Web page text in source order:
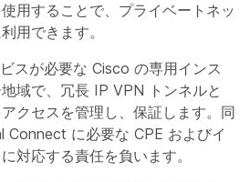
用することで、プライベートネッ
用できます。
スが必要な Cisco の専用インス
域で、冗長 IP VPN トンネルと
クセスを管理し、保証します。同
Connect に必要な CPE およびイ
対応する責任を負います。